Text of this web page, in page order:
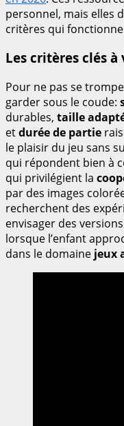
personnel, mais elles
critères qui
Les critères clés
Pour ne pas se
garder sous le coude:
durables, taille
etdurée de partie
le plaisir du jeu sans
qui répondent bien à
qui privilégient la
par des images
recherchent des
envisager des
lorsque l’enfant
dans le domaine jeux